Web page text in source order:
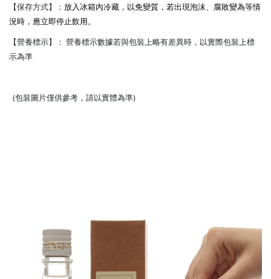
【保存方式】： 放入冰箱內冷藏，以免變質，若出現泡沫、腐敗變為等情
況時，應立即停止飲用。
【營養標示】： 營養標示數據若與包裝上略有差異時，以實際包裝上標
示為準
(包裝圖片僅供參考，請以實體為準)